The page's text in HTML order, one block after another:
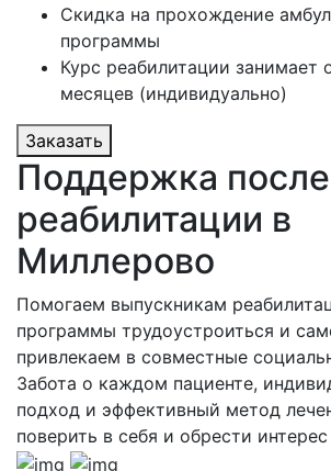
Скидка на прохождение
программы
Курс реабилитации занимает
месяцев (индивидуально)
Заказать
Поддержка после
реабилитации в
Миллерово
Помогаем выпускникам
программы трудоустроиться и
привлекаем в совместные
Забота о каждом пациенте,
подход и эффективный метод
поверить в себя и обрести